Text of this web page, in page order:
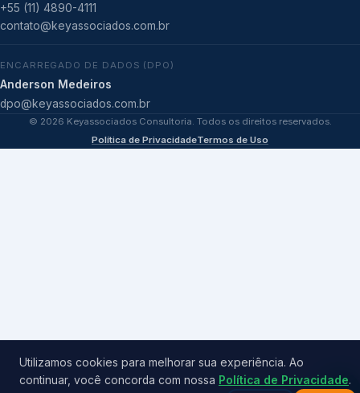
+55 (11) 4890-4111
contato@keyassociados.com.br
ENCARREGADO DE DADOS (DPO)
Anderson Medeiros
dpo@keyassociados.com.br
© 2026 Keyassociados Consultoria. Todos os direitos reservados.
Política de PrivacidadeTermos de Uso
Utilizamos cookies para melhorar sua experiência. Ao
continuar, você concorda com nossa Política de Privacidade.